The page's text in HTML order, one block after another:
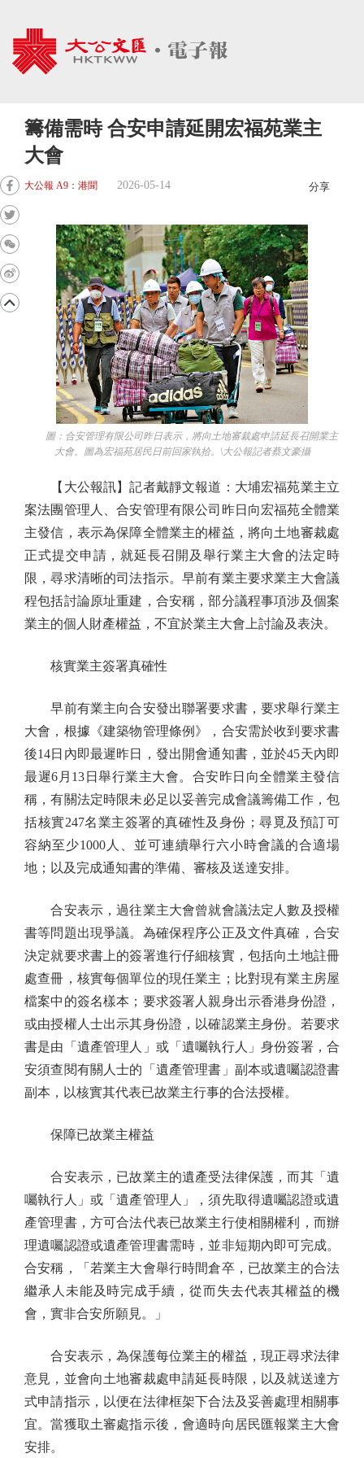
籌備需時 合安申請延開宏福苑業主
大會
大公報 A9：港聞 2026-05-14 分享
圖：合安管理有限公司昨日表示，將向土地審裁處申請延長召開業主
大會。圖為宏福苑居民日前回家執拾。\大公報記者蔡文豪攝
【大公報訊】記者戴靜文報道：大埔宏福苑業主立
案法團管理人、合安管理有限公司昨日向宏福苑全體業
主發信，表示為保障全體業主的權益，將向土地審裁處
正式提交申請，就延長召開及舉行業主大會的法定時
限，尋求清晰的司法指示。早前有業主要求業主大會議
程包括討論原址重建，合安稱，部分議程事項涉及個案
業主的個人財產權益，不宜於業主大會上討論及表決。
核實業主簽署真確性
早前有業主向合安發出聯署要求書，要求舉行業主
大會，根據《建築物管理條例》，合安需於收到要求書
後14日內即最遲昨日，發出開會通知書，並於45天內即
最遲6月13日舉行業主大會。合安昨日向全體業主發信
稱，有關法定時限未必足以妥善完成會議籌備工作，包
括核實247名業主簽署的真確性及身份；尋覓及預訂可
容納至少1000人、並可連續舉行六小時會議的合適場
地；以及完成通知書的準備、審核及送達安排。
合安表示，過往業主大會曾就會議法定人數及授權
書等問題出現爭議。為確保程序公正及文件真確，合安
決定就要求書上的簽署進行仔細核實，包括向土地註冊
處查冊，核實每個單位的現任業主；比對現有業主房屋
檔案中的簽名樣本；要求簽署人親身出示香港身份證，
或由授權人士出示其身份證，以確認業主身份。若要求
書是由「遺產管理人」或「遺囑執行人」身份簽署，合
安須查閱有關人士的「遺產管理書」副本或遺囑認證書
副本，以核實其代表已故業主行事的合法授權。
保障已故業主權益
合安表示，已故業主的遺產受法律保護，而其「遺
囑執行人」或「遺產管理人」，須先取得遺囑認證或遺
產管理書，方可合法代表已故業主行使相關權利，而辦
理遺囑認證或遺產管理書需時，並非短期內即可完成。
合安稱，「若業主大會舉行時間倉卒，已故業主的合法
繼承人未能及時完成手續，從而失去代表其權益的機
會，實非合安所願見。」
合安表示，為保護每位業主的權益，現正尋求法律
意見，並會向土地審裁處申請延長時限，以及就送達方
式申請指示，以便在法律框架下合法及妥善處理相關事
宜。當獲取土審處指示後，會適時向居民匯報業主大會
安排。